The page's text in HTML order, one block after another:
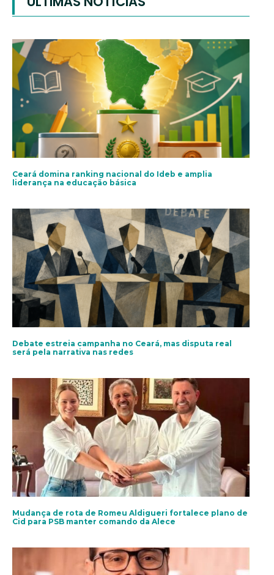
Ceará domina ranking nacional do Ideb e amplia
liderança na educação básica
Debate estreia campanha no Ceará, mas disputa real
será pela narrativa nas redes
Mudança de rota de Romeu Aldigueri fortalece plano de
Cid para PSB manter comando da Alece